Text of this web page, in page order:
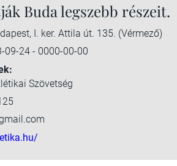
Buda legszebb részeit.
I. ker. Attila út. 135. (Vérmező)
09-24 - 0000-00-00
Szövetség